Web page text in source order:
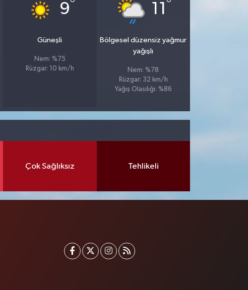
9°
Güneşli
Nem: %75
Rüzgar: 10 km/h
11 °
Bölgesel düzensiz yağmur
yağışlı
Nem: %78
Rüzgar: 32 km/h
Yağış Olasılığı: %86
Çok Sağlıksız Tehlikeli